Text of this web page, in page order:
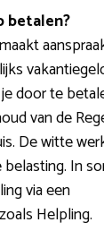
betalen?
door te
van de
De witte
In
via een
Helpling.